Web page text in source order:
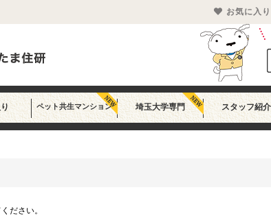
ペット共生マンション 埼玉大学専門 スタッフ紹介
ださい。
お気に入り